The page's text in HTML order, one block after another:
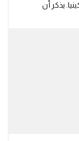
في كينيا. يذكر أن